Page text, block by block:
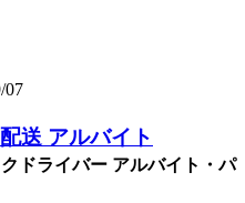
07
送 アルバイト
ドライバー アルバイト・パ